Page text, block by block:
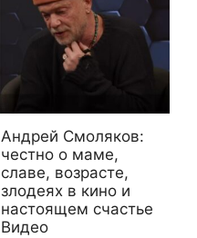
Андрей Смоляков:
честно о маме,
славе, возрасте,
злодеях в кино и
настоящем счастье
Видео